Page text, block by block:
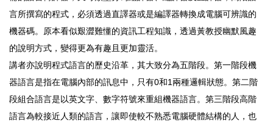
言所撰寫的程式，必須透過直譯器或是編譯器轉換成電腦可辨識的
機器碼。原本看似艱澀難懂的資訊工程知識，透過黃教授幽默風趣
的說明方式，變得更為有趣且更加靈活。
講者亦說明程式語言的歷史沿革，其大致分為五階段。第一階段機
器語言是指在電腦內部的訊息中，只有0和1兩種邏輯狀態。第二階
段組合語言是以英文字、數字符號來重組機器語言。第三階段高階
語言為較接近人類的語言，讓即使較不熟悉電腦硬體結構的人，也